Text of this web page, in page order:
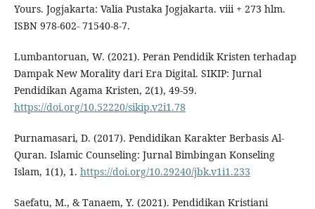
Yours. Jogjakarta: Valia Pustaka Jogjakarta. viii + 273 hlm.
ISBN 978-602- 71540-8-7.
Lumbantoruan, W. (2021). Peran Pendidik Kristen terhadap
Dampak New Morality dari Era Digital. SIKIP: Jurnal
Pendidikan Agama Kristen, 2(1), 49-59.
https://doi.org/10.52220/sikip.v2i1.78
Purnamasari, D. (2017). Pendidikan Karakter Berbasis Al-
Quran. Islamic Counseling: Jurnal Bimbingan Konseling
Islam, 1(1), 1. https://doi.org/10.29240/jbk.v1i1.233
Saefatu, M., & Tanaem, Y. (2021). Pendidikan Kristiani